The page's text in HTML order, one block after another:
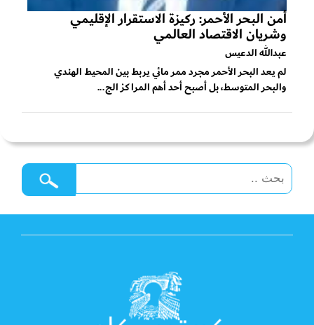
أمن البحر الأحمر: ركيزة الاستقرار الإقليمي
وشريان الاقتصاد العالمي
عبدالله الدعيس
لم يعد البحر الأحمر مجرد ممر مائي يربط بين المحيط الهندي
والبحر المتوسط، بل أصبح أحد أهم المراكز الج...